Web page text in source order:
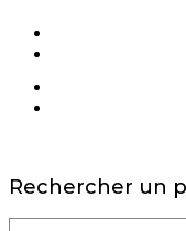
Rechercher un